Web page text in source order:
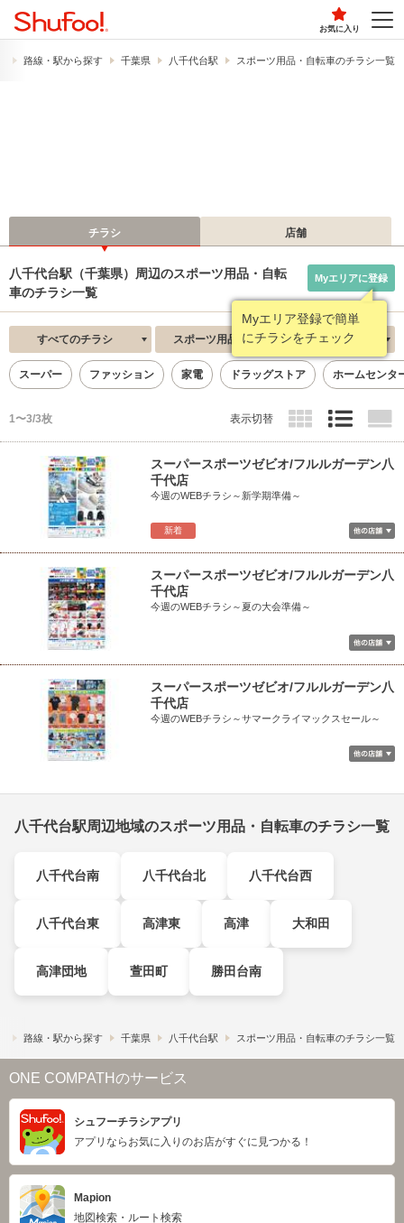
お気に入り
路線・駅から探す 千葉県 八千代台駅 スポーツ用品・自転車のチラシ一覧
チラシ 店舗
八千代台駅（千葉県）周辺のスポーツ用品・自転
車のチラシ一覧
Myエリア登録で簡単
にチラシをチェック
Myエリアに登録
すべてのチラシ スポーツ用品・自転車 新着順
スーパー ファッション 家電 ドラッグストア ホームセンタ
1〜3/3枚 表示切替
新着
スーパースポーツゼビオ/フルルガーデン八
千代店
今週のWEBチラシ～新学期準備～
スーパースポーツゼビオ/フルルガーデン八
千代店
今週のWEBチラシ～夏の大会準備～
スーパースポーツゼビオ/フルルガーデン八
千代店
今週のWEBチラシ～サマークライマックスセール～
八千代台駅周辺地域のスポーツ用品・自転車のチラシ一覧
八千代台南 八千代台北 八千代台西
八千代台東 高津東 高津 大和田
高津団地 萱田町 勝田台南
路線・駅から探す 千葉県 八千代台駅 スポーツ用品・自転車のチラシ一覧
ONE COMPATHのサービス
シュフーチラシアプリ
アプリならお気に入りのお店がすぐに見つかる！
Mapion
地図検索・ルート検索